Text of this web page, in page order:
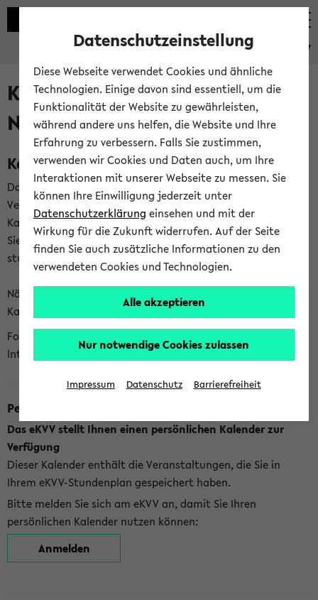
eKVV
Kalenderintegration und
Newsfeeds
Kalenderintegration
Das eKVV bietet Ihnen die Möglichkeit,
Veranstaltungstermine in eine Vielzahl von
Kalenderanwendungen einzubinden. Auf diese Weise können
Sie einen gemeinsamen Überblick über Ihre privaten und
studienbezogenen Termine erhalten.
Näheres zu Vorteilen und Funktionsweise der
Kalenderintegration können Sie auf unserer
Folgende Kalender bietet Ihnen das eKVV derzeit zur
Integration an:
Persönlicher Kalender
Das eKVV stellt Ihnen einen persönlichen Kalender zur
Verfügung
Dieser Kalender enthält die Veranstaltungen, die Sie in
Ihrem eKVV-Stundenplan gespeichert haben.
Bitte melden Sie sich am eKVV an, damit Sie Ihren
persönlichen Kalender nutzen können:
Anmelden
Datenschutzeinstellung
Diese Webseite verwendet Cookies und ähnliche
Technologien. Einige davon sind essentiell, um die
Funktionalität der Website zu gewährleisten,
während andere uns helfen, die Website und Ihre
Erfahrung zu verbessern. Falls Sie zustimmen,
verwenden wir Cookies und Daten auch, um Ihre
Interaktionen mit unserer Webseite zu messen. Sie
können Ihre Einwilligung jederzeit unter
Datenschutzerklärung einsehen und mit der
Wirkung für die Zukunft widerrufen. Auf der Seite
finden Sie auch zusätzliche Informationen zu den
verwendeten Cookies und Technologien.
Alle akzeptieren
Nur notwendige Cookies zulassen
Impressum Datenschutz Barrierefreiheit